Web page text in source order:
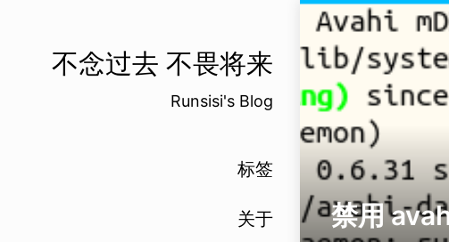
禁用
不念过去 不畏将来
Runsisi's Blog
标签
关于